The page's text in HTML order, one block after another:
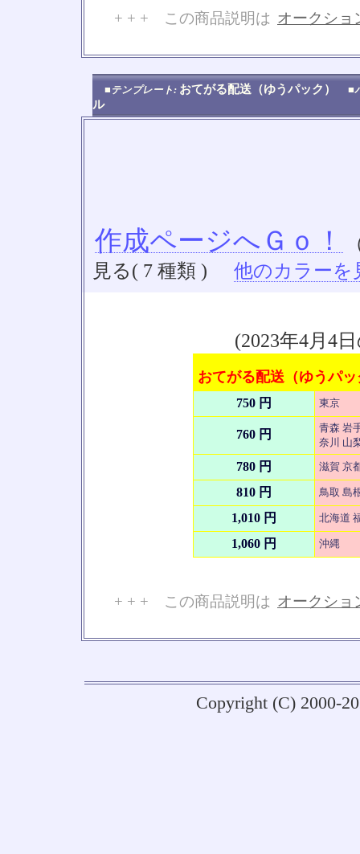
+ + + この商品説明は オークショ
■テンプレート: おてがる配送（ゆうパック） ■
ル
作成ページへＧｏ！
見る( 7 種類 )
他のカラーを
(2023年4月4
おてがる配送（ゆうパ
750 円 東京
760 円
青森 岩
奈川 山
780 円 滋賀 京
810 円 鳥取 島
1,010 円 北海道
1,060 円 沖縄
+ + + この商品説明は オークショ
Copyright (C) 2000-